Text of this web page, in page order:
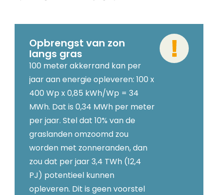
Opbrengst van zon
langs gras
100 meter akkerrand kan per
jaar aan energie opleveren: 100 x
400 Wp x 0,85 kWh/Wp = 34
MWh. Dat is 0,34 MWh per meter
per jaar. Stel dat 10% van de
graslanden omzoomd zou
worden met zonneranden, dan
zou dat per jaar 3,4 TWh (12,4
PJ) potentieel kunnen
opleveren. Dit is geen voorstel